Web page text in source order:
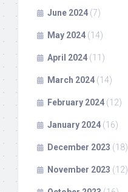
June 2024 (7)
May 2024 (14)
April 2024 (11)
March 2024 (14)
February 2024 (12)
January 2024 (16)
December 2023 (18)
November 2023 (12)